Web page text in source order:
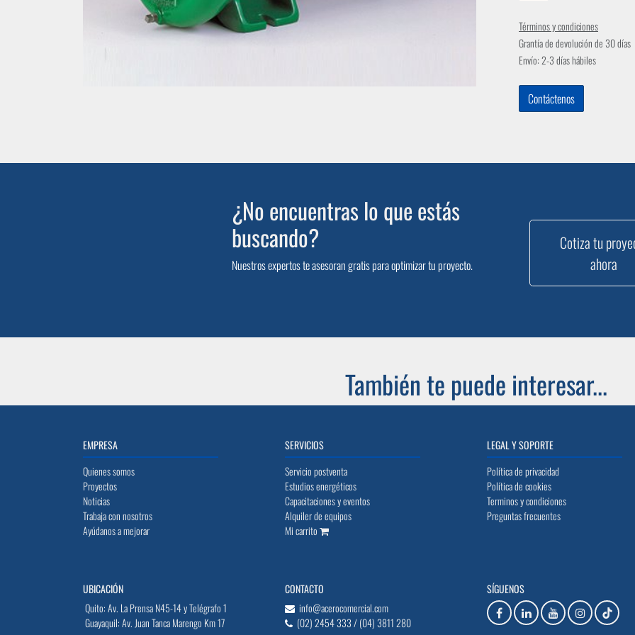
Términos y condiciones
Grantía de devolución de 30 días
Envío: 2-3 días hábiles
Contáctenos
¿No encuentras lo que estás
buscando?
Nuestros expertos te asesoran gratis para optimizar tu proyecto.
Cotiza tu
ahora
También te puede interesar...
EMPRESA
Quienes somos
Proyectos
Noticias
Trabaja con nosotros
Ayúdanos a mejorar
SERVICIOS
Servicio postventa
Estudios energéticos
Capacitaciones y eventos
Alquiler de equipos
Mi carrito
LEGAL Y SOPORTE
Política de privacidad
Política de cookies
Terminos y condiciones
Preguntas frecuentes
UBICACIÓN
Quito: Av. La Prensa N45-14 y Telégrafo 1
Guayaquil: Av. Juan Tanca Marengo Km 17
CONTACTO
info@acerocomercial.com
(02) 2454 333 / (04) 3811 280
SÍGUENOS